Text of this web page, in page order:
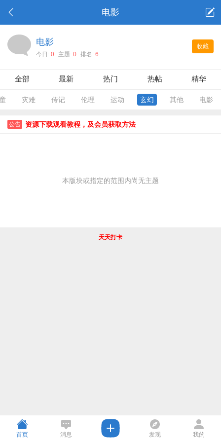
电影
收藏
电影
今日: 0 主题: 0 排名: 6
全部 最新 热门 热帖 精华
灾难 传记 伦理 运动 玄幻 其他 电影
公告 资源下载观看教程，及会员获取方法
本版块或指定的范围内尚无主题
天天打卡
首页 消息 发现 我的